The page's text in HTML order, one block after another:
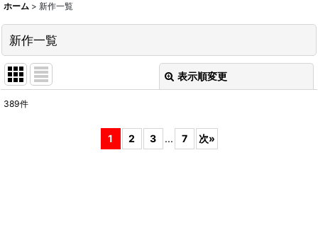
ホーム > 新作一覧
新作一覧
表示順変更
389件
1 2 3 ... 7 次»